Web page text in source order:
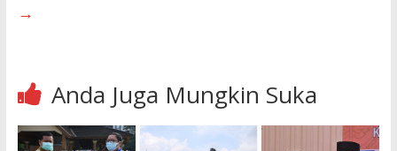
→
Anda Juga Mungkin Suka